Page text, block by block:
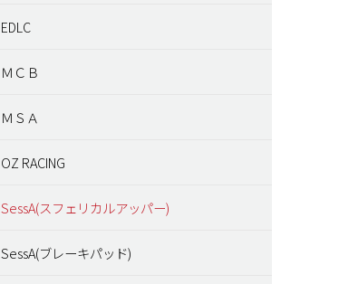
EDLC
ＭＣＢ
ＭＳＡ
OZ RACING
SessA(スフェリカルアッパー)
SessA(ブレーキパッド)